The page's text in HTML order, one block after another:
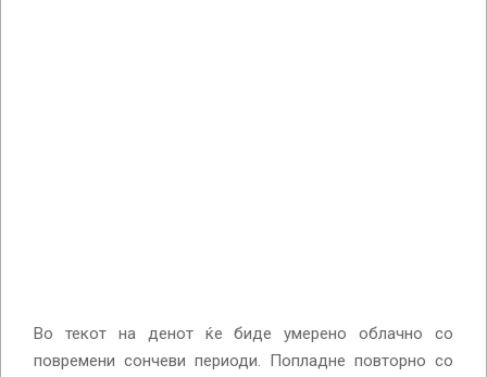
Во текот на денот ќе биде умерено облачно со
повремени сончеви периоди. Попладне повторно со